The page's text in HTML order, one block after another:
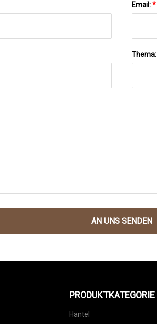
Email:*
Thema:
AN UNS SENDEN
PRODUKTKATEGORIE
Hantel